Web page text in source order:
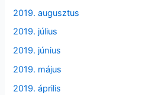
2019. augusztus
2019. július
2019. június
2019. május
2019. április